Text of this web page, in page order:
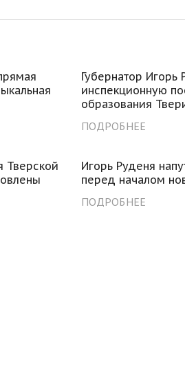
Губернатор Игорь
инспекционную
образования
ПОДРОБНЕЕ
Тверской
Игорь Руденя
перед началом
ПОДРОБНЕЕ